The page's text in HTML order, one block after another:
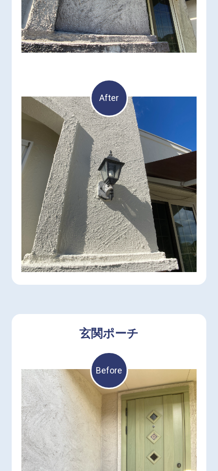
After
玄関ポーチ
Before